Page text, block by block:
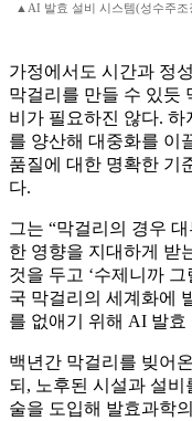
▲AI 발효 설비 시스템(성수주조
가정에서도 시간과 정
막걸리를 만들 수 있듯
비가 필요하진 않다. 하
를 양산해 대중화를 이
품질에 대한 명확한 기
다.
그는 “막걸리의 경우
한 영향을 지대하게 받
것을 두고 ‘수제니까
국 막걸리의 세계화에
를 없애기 위해 AI 발
백년간 막걸리를 빚어
되, 노후된 시설과 설비
술을 도입해 발효과학